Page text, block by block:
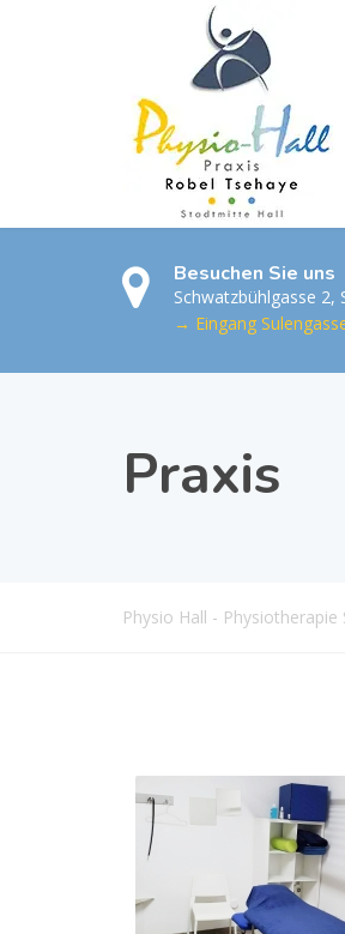
Besuchen Sie uns
Schwatzbühlgasse 2,
→ Eingang
Praxis
Physio Hall -